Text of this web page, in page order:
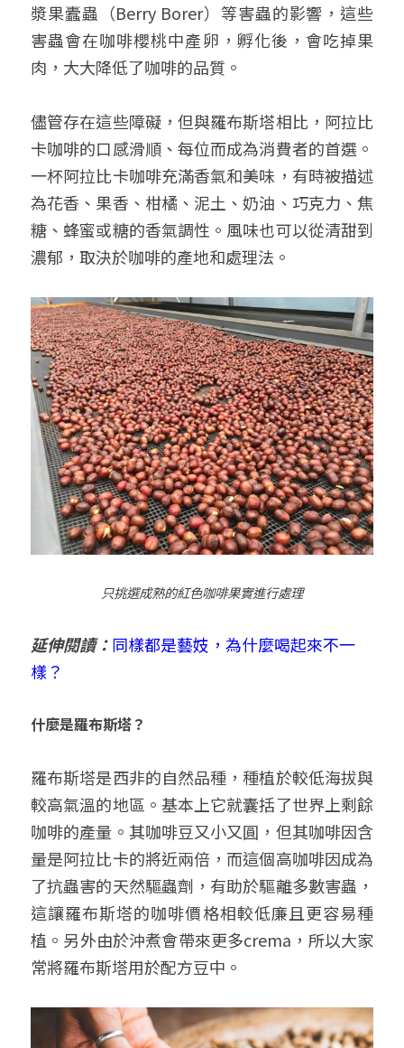
漿果蠹蟲（Berry Borer）等害蟲的影響，這些
害蟲會在咖啡櫻桃中產卵，孵化後，會吃掉果
肉，大大降低了咖啡的品質。
儘管存在這些障礙，但與羅布斯塔相比，阿拉比
卡咖啡的口感滑順、每位而成為消費者的首選。
一杯阿拉比卡咖啡充滿香氣和美味，有時被描述
為花香、果香、柑橘、泥土、奶油、巧克力、焦
糖、蜂蜜或糖的香氣調性。風味也可以從清甜到
濃郁，取決於咖啡的產地和處理法。
只挑選成熟的紅色咖啡果實進行處理
延伸閱讀：同樣都是藝妓，為什麼喝起來不一
樣？
什麼是羅布斯塔？
羅布斯塔是西非的自然品種，種植於較低海拔與
較高氣溫的地區。基本上它就囊括了世界上剩餘
咖啡的產量。其咖啡豆又小又圓，但其咖啡因含
量是阿拉比卡的將近兩倍，而這個高咖啡因成為
了抗蟲害的天然驅蟲劑，有助於驅離多數害蟲，
這讓羅布斯塔的咖啡價格相較低廉且更容易種
植。另外由於沖煮會帶來更多crema，所以大家
常將羅布斯塔用於配方豆中。